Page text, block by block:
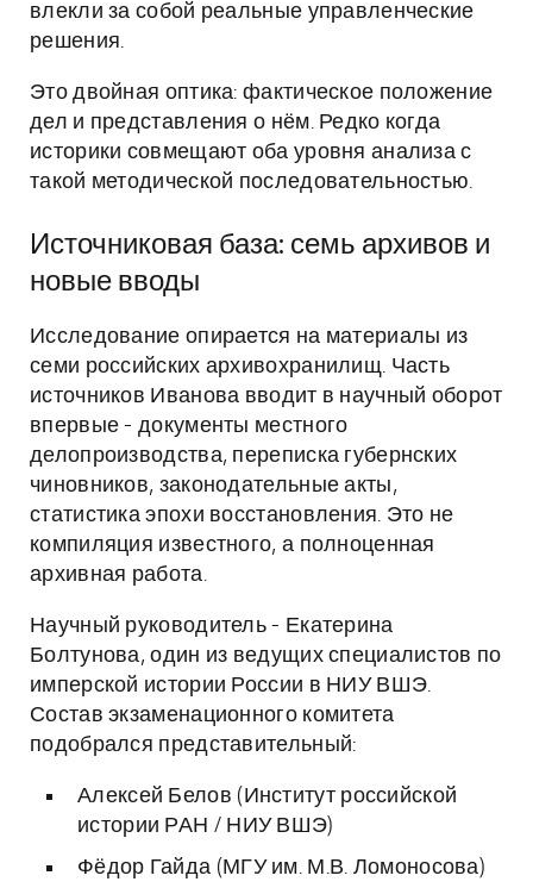
влекли за собой реальные управленческие
решения.
Это двойная оптика: фактическое положение
дел и представления о нём. Редко когда
историки совмещают оба уровня анализа с
такой методической последовательностью.
Источниковая база: семь архивов и
новые вводы
Исследование опирается на материалы из
семи российских архивохранилищ. Часть
источников Иванова вводит в научный оборот
впервые - документы местного
делопроизводства, переписка губернских
чиновников, законодательные акты,
статистика эпохи восстановления. Это не
компиляция известного, а полноценная
архивная работа.
Научный руководитель - Екатерина
Болтунова, один из ведущих специалистов по
имперской истории России в НИУ ВШЭ.
Состав экзаменационного комитета
подобрался представительный:
Алексей Белов (Институт российской
истории РАН / НИУ ВШЭ)
Фёдор Гайда (МГУ им. М.В. Ломоносова)